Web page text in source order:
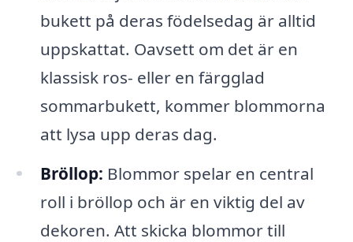
bukett på deras födelsedag är alltid
uppskattat. Oavsett om det är en
klassisk ros- eller en färgglad
sommarbukett, kommer blommorna
att lysa upp deras dag.
Bröllop: Blommor spelar en central
roll i bröllop och är en viktig del av
dekoren. Att skicka blommor till